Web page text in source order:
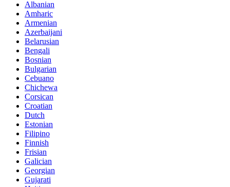
Albanian
Amharic
Armenian
Azerbaijani
Belarusian
Bengali
Bosnian
Bulgarian
Cebuano
Chichewa
Corsican
Croatian
Dutch
Estonian
Filipino
Finnish
Frisian
Galician
Georgian
Gujarati